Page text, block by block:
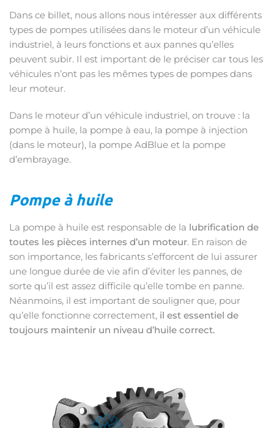
Dans ce billet, nous allons nous intéresser aux différents
types de pompes utilisées dans le moteur d’un véhicule
industriel, à leurs fonctions et aux pannes qu’elles
peuvent subir. Il est important de le préciser car tous les
véhicules n’ont pas les mêmes types de pompes dans
leur moteur.
Dans le moteur d’un véhicule industriel, on trouve : la
pompe à huile, la pompe à eau, la pompe à injection
(dans le moteur), la pompe AdBlue et la pompe
d’embrayage.
Pompe à huile
La pompe à huile est responsable de la lubrification de
toutes les pièces internes d’un moteur. En raison de
son importance, les fabricants s’efforcent de lui assurer
une longue durée de vie afin d’éviter les pannes, de
sorte qu’il est assez difficile qu’elle tombe en panne.
Néanmoins, il est important de souligner que, pour
qu’elle fonctionne correctement, il est essentiel de
toujours maintenir un niveau d’huile correct.